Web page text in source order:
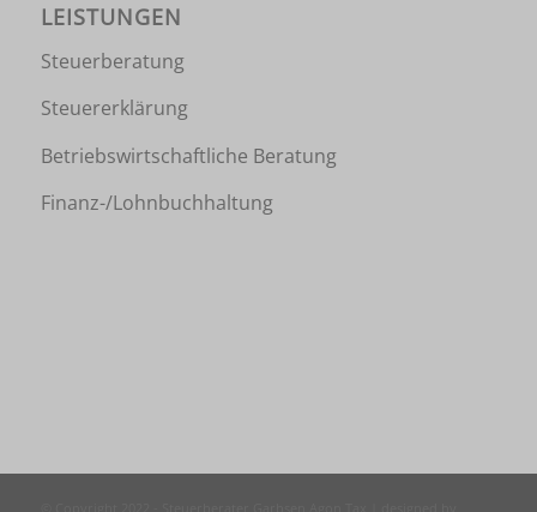
LEISTUNGEN
Steuerberatung
Steuererklärung
Betriebswirtschaftliche Beratung
Finanz-/Lohnbuchhaltung